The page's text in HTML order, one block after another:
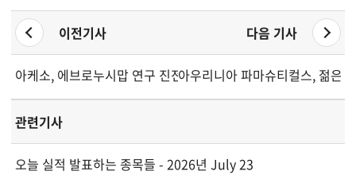
이전기사 다음 기사
아케소, 에브로누시맙 연구 진전... 시장 및 임상 인사이트
아우리니아 파마슈티컬스, 젊은
관련기사
오늘 실적 발표하는 종목들 - 2026년 July 23